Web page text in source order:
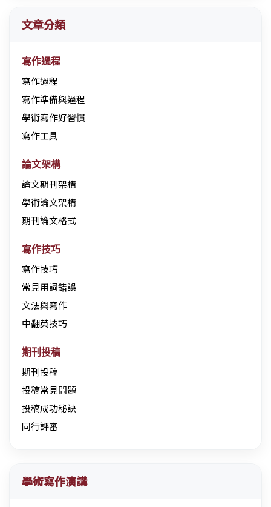
文章分類
寫作過程
寫作過程
寫作準備與過程
學術寫作好習慣
寫作工具
論文架構
論文期刊架構
學術論文架構
期刊論文格式
寫作技巧
寫作技巧
常見用詞錯誤
文法與寫作
中翻英技巧
期刊投稿
期刊投稿
投稿常見問題
投稿成功秘訣
同行評審
學術寫作演講